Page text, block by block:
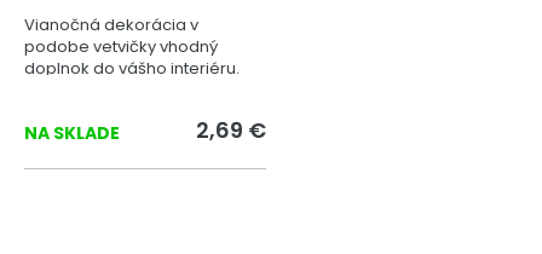
Vianočná dekorácia v
podobe vetvičky vhodný
doplnok do vášho interiéru.
NA SKLADE 2,69 €